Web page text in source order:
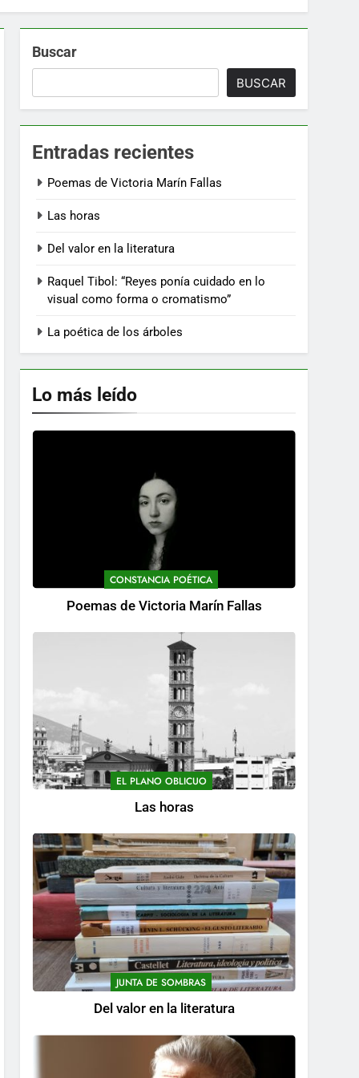
Buscar
BUSCAR
Entradas recientes
Poemas de Victoria Marín Fallas
Las horas
Del valor en la literatura
Raquel Tibol: “Reyes ponía cuidado en lo
visual como forma o cromatismo”
La poética de los árboles
Lo más leído
CONSTANCIA POÉTICA
Poemas de Victoria Marín Fallas
EL PLANO OBLICUO
Las horas
JUNTA DE SOMBRAS
Del valor en la literatura